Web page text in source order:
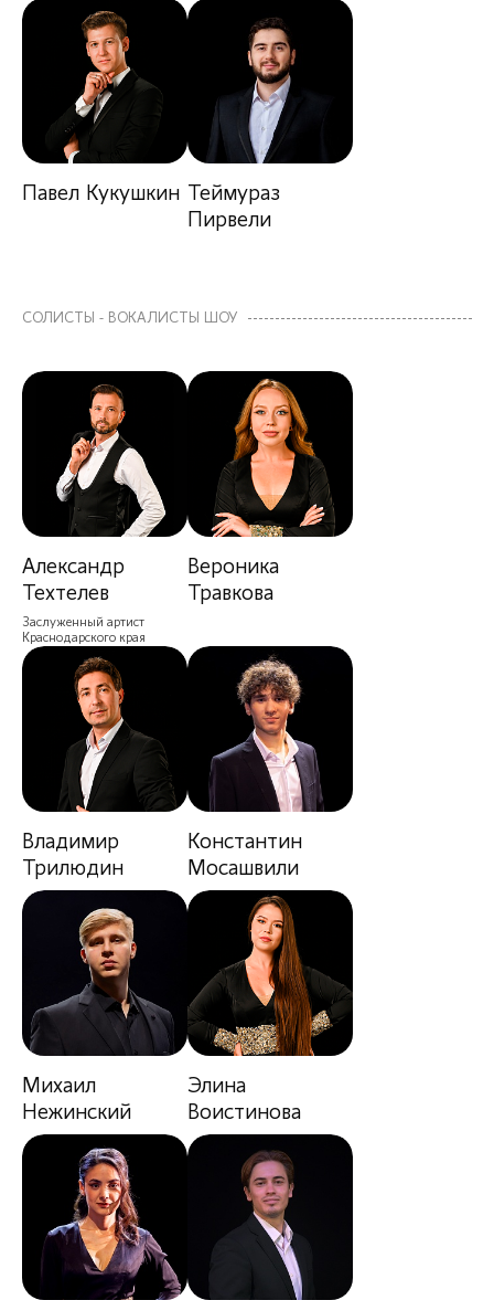
Павел Кукушкин Теймураз
Пирвели
СОЛИСТЫ - ВОКАЛИСТЫ ШОУ
Александр
Техтелев
Заслуженный артист
Краснодарского края
Вероника
Травкова
Владимир
Трилюдин
Константин
Мосашвили
Михаил
Нежинский
Элина
Воистинова